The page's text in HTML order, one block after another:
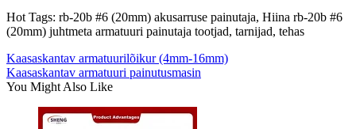
Hot Tags: rb-20b #6 (20mm) akusarruse painutaja, Hiina rb-20b #6
(20mm) juhtmeta armatuuri painutaja tootjad, tarnijad, tehas
Kaasaskantav armatuurilõikur (4mm-16mm)
Kaasaskantav armatuuri painutusmasin
You Might Also Like